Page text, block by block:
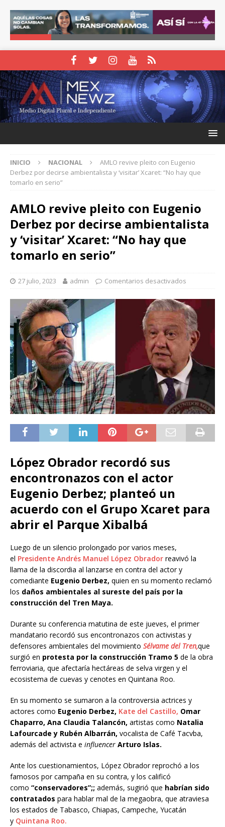
INICIO NACIONAL
AMLO revive pleito con Eugenio
Derbez por decirse ambientalista y ‘visitar’ Xcaret: “No hay que
tomarlo en serio”
AMLO revive pleito con Eugenio
Derbez por decirse ambientalista
y ‘visitar’ Xcaret: “No hay que
tomarlo en serio”
27 julio, 2023 admin Comentarios desactivados
López Obrador recordó sus
encontronazos con el actor
Eugenio Derbez; planteó un
acuerdo con el Grupo Xcaret para
abrir el Parque Xibalbá
Luego de un silencio prolongado por varios meses,
el Presidente Andrés Manuel López Obrador reavivó la
llama de la discordia al lanzarse en contra del actor y
comediante Eugenio Derbez, quien en su momento reclamó
los daños ambientales al sureste del país por la
construcción del Tren Maya.
Durante su conferencia matutina de este jueves, el primer
mandatario recordó sus encontronazos con activistas y
defensores ambientales del movimiento Sélvame del Tren,que
surgió en protesta por la construcción Tramo 5 de la obra
ferroviaria, que afectaría hectáreas de selva virgen y el
ecosistema de cuevas y cenotes en Quintana Roo.
En su momento se sumaron a la controversia actrices y
actores como Eugenio Derbez, Kate del Castillo, Omar
Chaparro, Ana Claudia Talancón, artistas como Natalia
Lafourcade y Rubén Albarrán, vocalista de Café Tacvba,
además del activista e influencer Arturo Islas.
Ante los cuestionamientos, López Obrador reprochó a los
famosos por campaña en su contra, y los calificó
como “conservadores”;; además, sugirió que habrían sido
contratados para hablar mal de la megaobra, que atraviesa
los estados de Tabasco, Chiapas, Campeche, Yucatán
y Quintana Roo.